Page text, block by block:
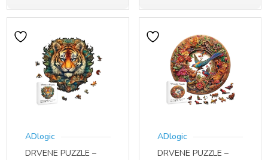
ADlogic
DRVENE PUZZLE –
ADlogic
DRVENE PUZZLE –